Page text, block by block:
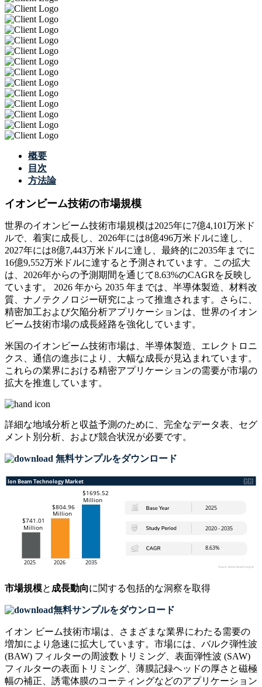
概要
目次
方法論
イオンビーム技術の市場規模
世界のイオンビーム技術市場規模は2025年に7億4,101万米ド
ルで、着実に成長し、2026年には8億496万米ドルに達し、
2027年には8億7,443万米ドルに達し、最終的に2035年までに
16億9,552万米ドルに達すると予測されています。この拡大
は、2026年からの予測期間を通じて8.63%のCAGRを反映し
ています。 2026 年から 2035 年までは、半導体製造、材料改
質、ナノテクノロジー研究によって推進されます。さらに、
精密加工および欠陥分析アプリケーションは、世界のイオン
ビーム技術市場の成長経路を強化しています。
米国のイオンビーム技術市場は、半導体製造、エレクトロニ
クス、通信の進歩により、大幅な成長が見込まれています。
これらの業界における精密アプリケーションの需要が市場の
拡大を推進しています。
詳細な地域分析と収益予測のために、 完全なデータ表、セグ
メント別分析、および競合状況が必要です。
無料サンプルをダウンロード
市場規模と 成長動向に関する包括的な洞察を取得
無料サンプルをダウンロード
イオン ビーム技術市場は、さまざまな業界にわたる需要の
増加により急速に拡大しています。市場には、バルク弾性波
(BAW) フィルターの周波数トリミング、表面弾性波 (SAW)
フィルターの表面トリミング、薄膜記録ヘッドの厚さと磁極
幅の補正、誘電体膜のコーティングなどのアプリケーション